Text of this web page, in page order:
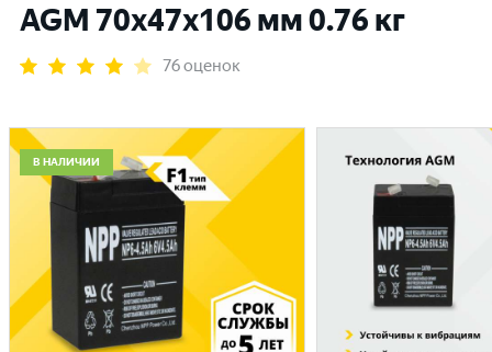
AGM 70x47x106 мм 0.76 кг
76 оценок
В НАЛИЧИИ